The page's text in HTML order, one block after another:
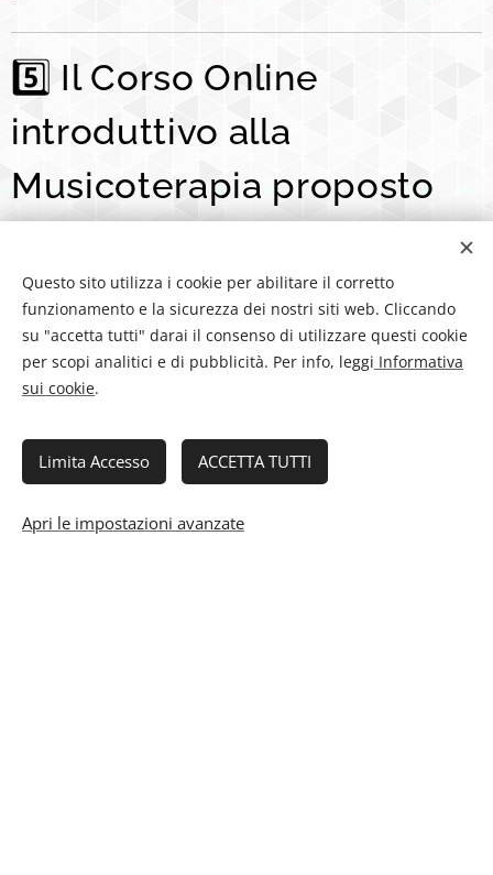
5️⃣ Il Corso Online
introduttivo alla
Musicoterapia proposto
Questo sito utilizza i cookie per abilitare il corretto
funzionamento e la sicurezza dei nostri siti web. Cliccando
su "accetta tutti" darai il consenso di utilizzare questi cookie
per scopi analitici e di pubblicità. Per info, leggi Informativa
sui cookie.
Limita Accesso ACCETTA TUTTI
Apri le impostazioni avanzate